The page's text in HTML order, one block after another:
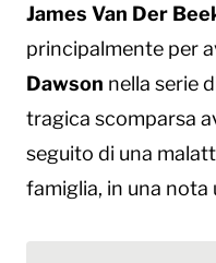
James Van Der
principalmente per
Dawson nella serie
tragica scomparsa
seguito di una
famiglia, in una nota